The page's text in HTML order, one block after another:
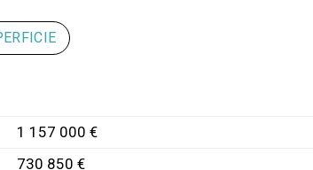
1 157 000 €
730 850 €